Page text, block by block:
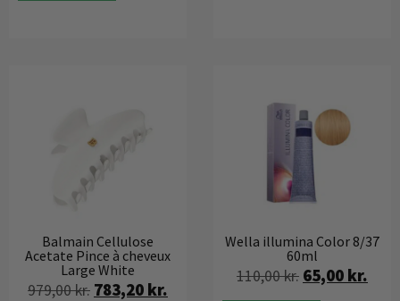
Balmain Cellulose
Acetate Pince à cheveux
Large White
979,00kr. 783,20 kr.
Wella illumina Color 8/37
60ml
110,00kr. 65,00 kr.